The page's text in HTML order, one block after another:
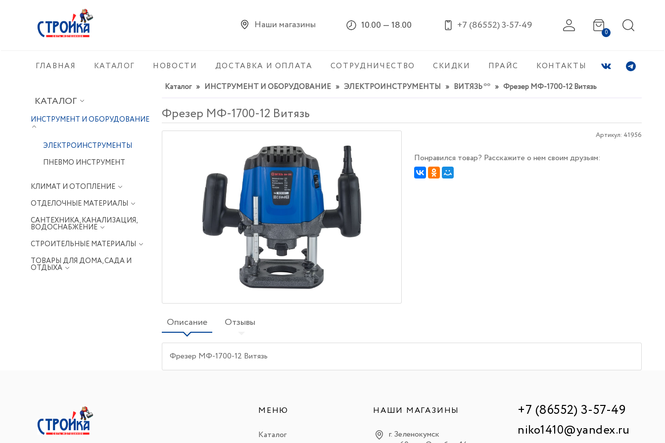
Наши магазины 10.00 — 18.00 +7 (86552) 3-57-49
0
ГЛАВНАЯ КАТАЛОГ НОВОСТИ ДОСТАВКА И ОПЛАТА СОТРУДНИЧЕСТВО СКИДКИ ПРАЙС КОНТАКТЫ
КАТАЛОГ
ИНСТРУМЕНТ И ОБОРУДОВАНИЕ
ЭЛЕКТРОИНСТРУМЕНТЫ
ПНЕВМО ИНСТРУМЕНТ
КЛИМАТ И ОТОПЛЕНИЕ
ОТДЕЛОЧНЫЕ МАТЕРИАЛЫ
САНТЕХНИКА, КАНАЛИЗАЦИЯ,
ВОДОСНАБЖЕНИЕ
СТРОИТЕЛЬНЫЕ МАТЕРИАЛЫ
ТОВАРЫ ДЛЯ ДОМА, САДА И
ОТДЫХА
Каталог » ИНСТРУМЕНТ И ОБОРУДОВАНИЕ » ЭЛЕКТРОИНСТРУМЕНТЫ » ВИТЯЗЬ ** » Фрезер МФ-1700-12 Витязь
Фрезер МФ-1700-12 Витязь
Артикул: 41956
Понравился товар? Расскажите о нем своим друзьям:
Описание Отзывы
Фрезер МФ-1700-12 Витязь
МЕНЮ
Каталог
НАШИ МАГАЗИНЫ
г. Зеленокумск
+7 (86552) 3-57-49
niko1410@yandex.ru